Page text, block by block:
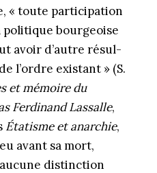
« toute participation
politique bourgeoise
avoir d’autre résul­-
l’ordre existant » (S.
et mémoire du
Ferdinand Lassalle,
Étatisme et anarchie,
avant sa mort,
distinction